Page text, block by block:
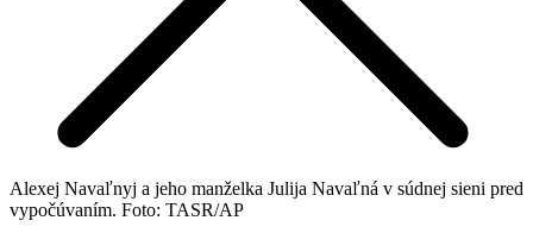
Alexej Navaľnyj a jeho manželka Julija Navaľná v súdnej sieni pred
vypočúvaním. Foto: TASR/AP